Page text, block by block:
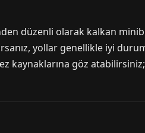
düzenli olarak kalkan
yollar genellikle iyi
kaynaklarına göz